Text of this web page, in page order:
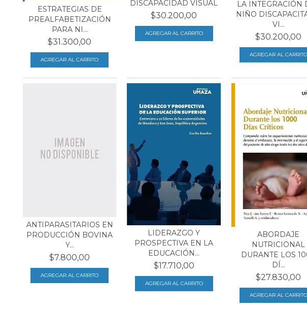
ESTRATEGIAS DE
PREALFABETIZACIÓN
PARA NI...
$31.300,00
DISCAPACIDAD VISUAL
$30.200,00
LA INTEGRACIÓN
NIÑO
VI...
$30.200,00
ANTIPARASITARIOS EN
PRODUCCIÓN BOVINA
Y...
$7.800,00
LIDERAZGO Y
PROSPECTIVA EN LA
EDUCACIÓN...
$17.710,00
ABORDAJE
NUTRICIONAL
DURANTE LOS
DÍ...
$27.830,00